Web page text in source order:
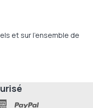
et sur l'ensemble de